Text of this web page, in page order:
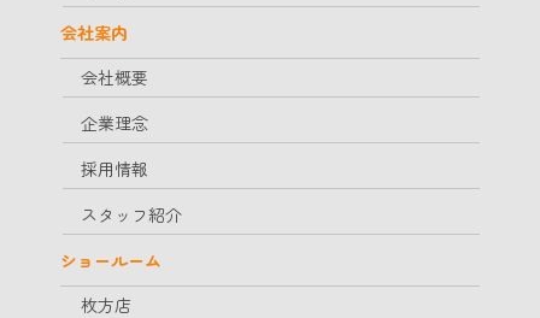
会社案内
会社概要
企業理念
採用情報
スタッフ紹介
ショールーム
枚方店